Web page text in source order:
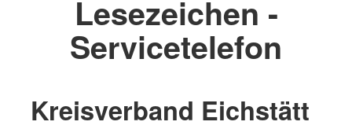
Lesezeichen -
Servicetelefon
Kreisverband Eichstätt